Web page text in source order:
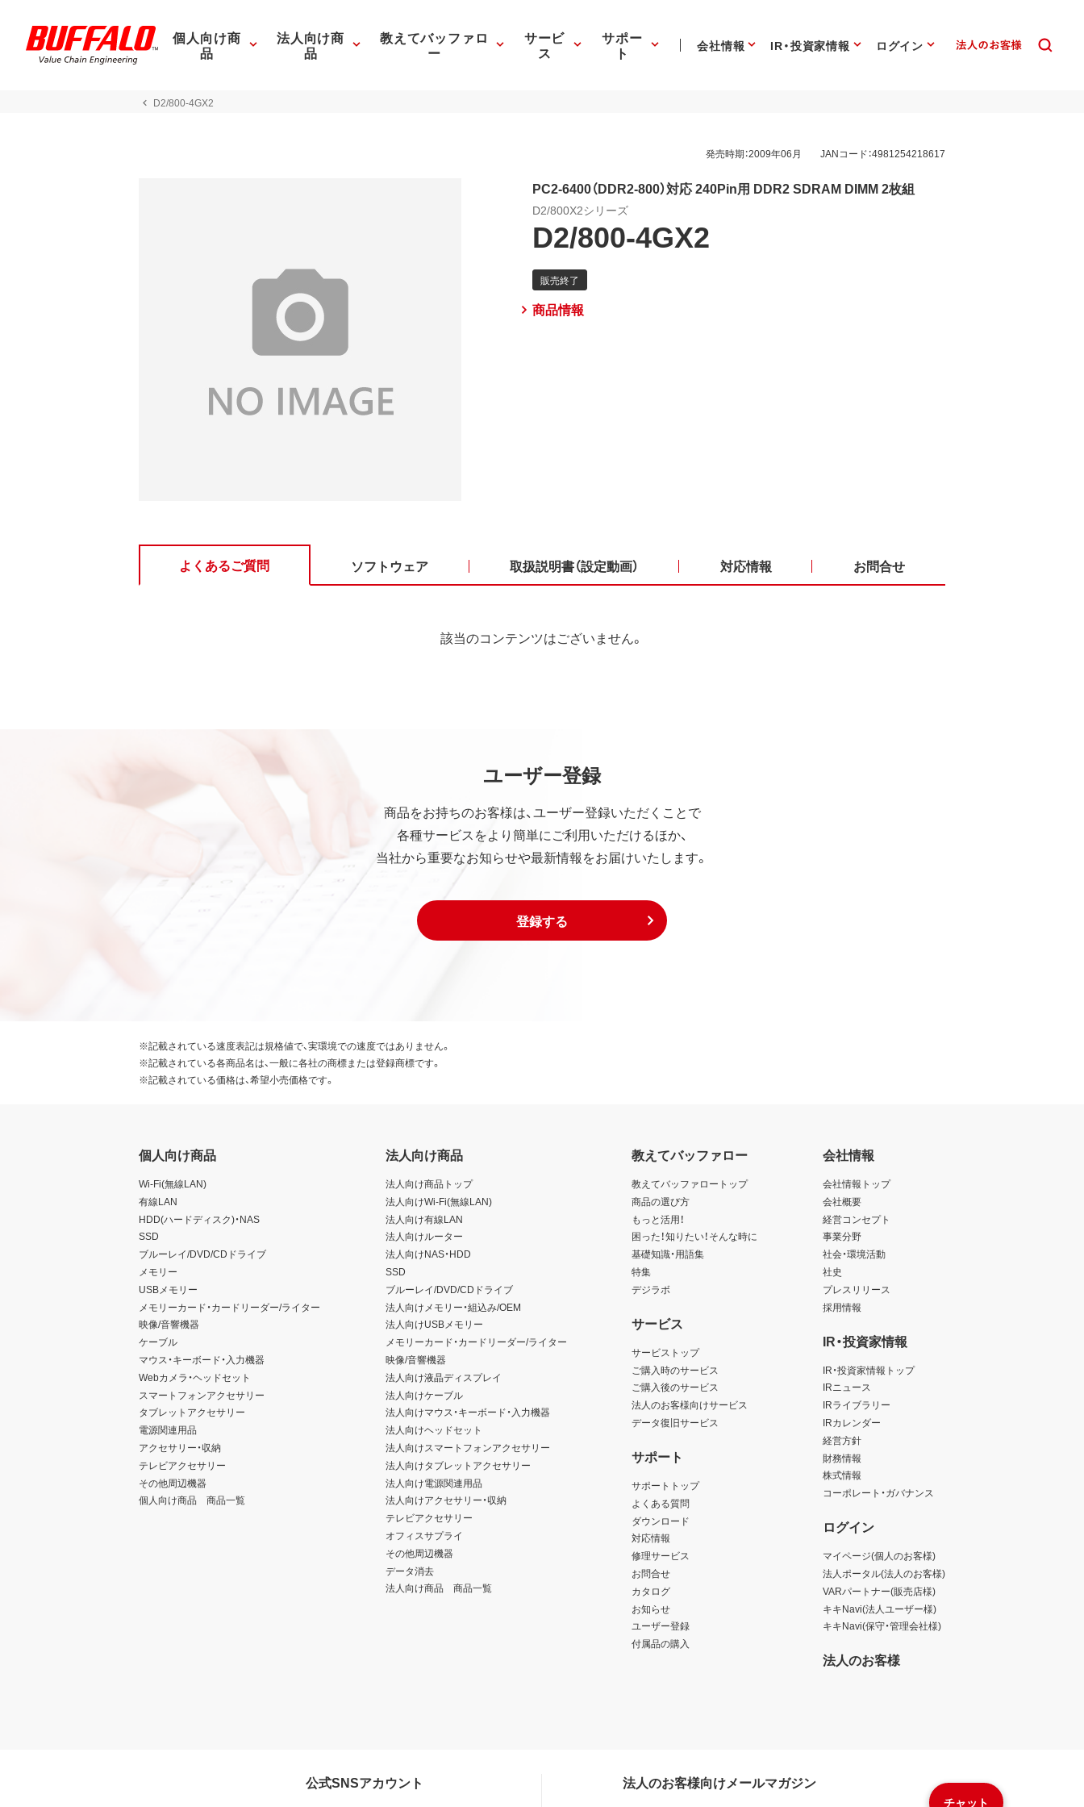
個人向け商
品
法人向け商
品
教えてバッファロ
ー
サービ
ス
サポー
ト 会社情報 IR・投資家情報 ログイン
D2/800-4GX2
発売時期：2009年06月 JANコード：4981254218617
PC2-6400（DDR2-800）対応 240Pin用 DDR2 SDRAM DIMM 2枚組
D2/800X2シリーズ
D2/800-4GX2
商品情報
よくあるご質問 ソフトウェア 取扱説明書（設定動画） 対応情報 お問合せ
該当のコンテンツはございません。
ユーザー登録
商品をお持ちのお客様は、ユーザー登録いただくことで
各種サービスをより簡単にご利用いただけるほか、
当社から重要なお知らせや最新情報をお届けいたします。
登録する
チャット
※記載されている速度表記は規格値で、実環境での速度ではありません。
※記載されている各商品名は、一般に各社の商標または登録商標です。
※記載されている価格は、希望小売価格です。
個人向け商品
Wi-Fi(無線LAN)
有線LAN
HDD(ハードディスク)・NAS
SSD
ブルーレイ/DVD/CDドライブ
メモリー
USBメモリー
メモリーカード・カードリーダー/ライター
映像/音響機器
ケーブル
マウス・キーボード・入力機器
Webカメラ・ヘッドセット
スマートフォンアクセサリー
タブレットアクセサリー
電源関連用品
アクセサリー・収納
テレビアクセサリー
その他周辺機器
個人向け商品 商品一覧
法人向け商品
法人向け商品トップ
法人向けWi-Fi(無線LAN)
法人向け有線LAN
法人向けルーター
法人向けNAS・HDD
SSD
ブルーレイ/DVD/CDドライブ
法人向けメモリー・組込み/OEM
法人向けUSBメモリー
メモリーカード・カードリーダー/ライター
映像/音響機器
法人向け液晶ディスプレイ
法人向けケーブル
法人向けマウス・キーボード・入力機器
法人向けヘッドセット
法人向けスマートフォンアクセサリー
法人向けタブレットアクセサリー
法人向け電源関連用品
法人向けアクセサリー・収納
テレビアクセサリー
オフィスサプライ
その他周辺機器
データ消去
法人向け商品 商品一覧
教えてバッファロー
教えてバッファロートップ
商品の選び方
もっと活用！
困った！知りたい！そんな時に
基礎知識・用語集
特集
デジラボ
サービス
サービストップ
ご購入時のサービス
ご購入後のサービス
法人のお客様向けサービス
データ復旧サービス
サポート
サポートトップ
よくある質問
ダウンロード
対応情報
修理サービス
お問合せ
カタログ
お知らせ
ユーザー登録
付属品の購入
会社情報
会社情報トップ
会社概要
経営コンセプト
事業分野
社会・環境活動
社史
プレスリリース
採用情報
IR・投資家情報
IR・投資家情報トップ
IRニュース
IRライブラリー
IRカレンダー
経営方針
財務情報
株式情報
コーポレート・ガバナンス
ログイン
マイページ(個人のお客様)
法人ポータル(法人のお客様)
VARパートナー(販売店様)
キキNavi(法人ユーザー様)
キキNavi(保守・管理会社様)
法人のお客様
公式SNSアカウント 法人のお客様向けメールマガジン